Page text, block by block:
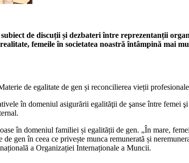
de discuții și dezbateri între reprezentanții
femeile în societatea noastră întâmpină mai
de egalitate de gen și reconcilierea vieții
în domeniul asigurării egalităţii de şanse între femei
în do­meniul familiei și egalității de gen. „În mare,
gen în ceea ce privește munca remunerată și
a Organizației Internaționale a Muncii.